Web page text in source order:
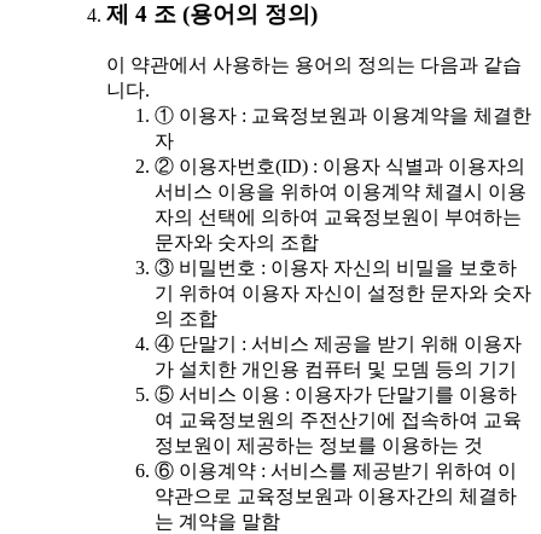
제 4 조 (용어의 정의)
이 약관에서 사용하는 용어의 정의는 다음과 같습
니다.
① 이용자 : 교육정보원과 이용계약을 체결한
자
② 이용자번호(ID) : 이용자 식별과 이용자의
서비스 이용을 위하여 이용계약 체결시 이용
자의 선택에 의하여 교육정보원이 부여하는
문자와 숫자의 조합
③ 비밀번호 : 이용자 자신의 비밀을 보호하
기 위하여 이용자 자신이 설정한 문자와 숫자
의 조합
④ 단말기 : 서비스 제공을 받기 위해 이용자
가 설치한 개인용 컴퓨터 및 모뎀 등의 기기
⑤ 서비스 이용 : 이용자가 단말기를 이용하
여 교육정보원의 주전산기에 접속하여 교육
정보원이 제공하는 정보를 이용하는 것
⑥ 이용계약 : 서비스를 제공받기 위하여 이
약관으로 교육정보원과 이용자간의 체결하
는 계약을 말함